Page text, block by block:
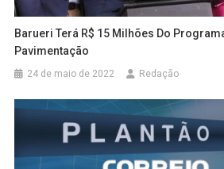
Barueri Terá R$ 15 Milhões Do
Pavimentação
24 de maio de 2022 Redação